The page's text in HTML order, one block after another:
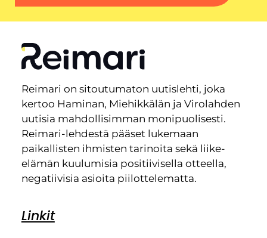
Reimari on sitoutumaton uutislehti, joka
kertoo Haminan, Miehikkälän ja Virolahden
uutisia mahdollisimman monipuolisesti.
Reimari-lehdestä pääset lukemaan
paikallisten ihmisten tarinoita sekä liike-
elämän kuulumisia positiivisella otteella,
negatiivisia asioita piilottelematta.
Linkit